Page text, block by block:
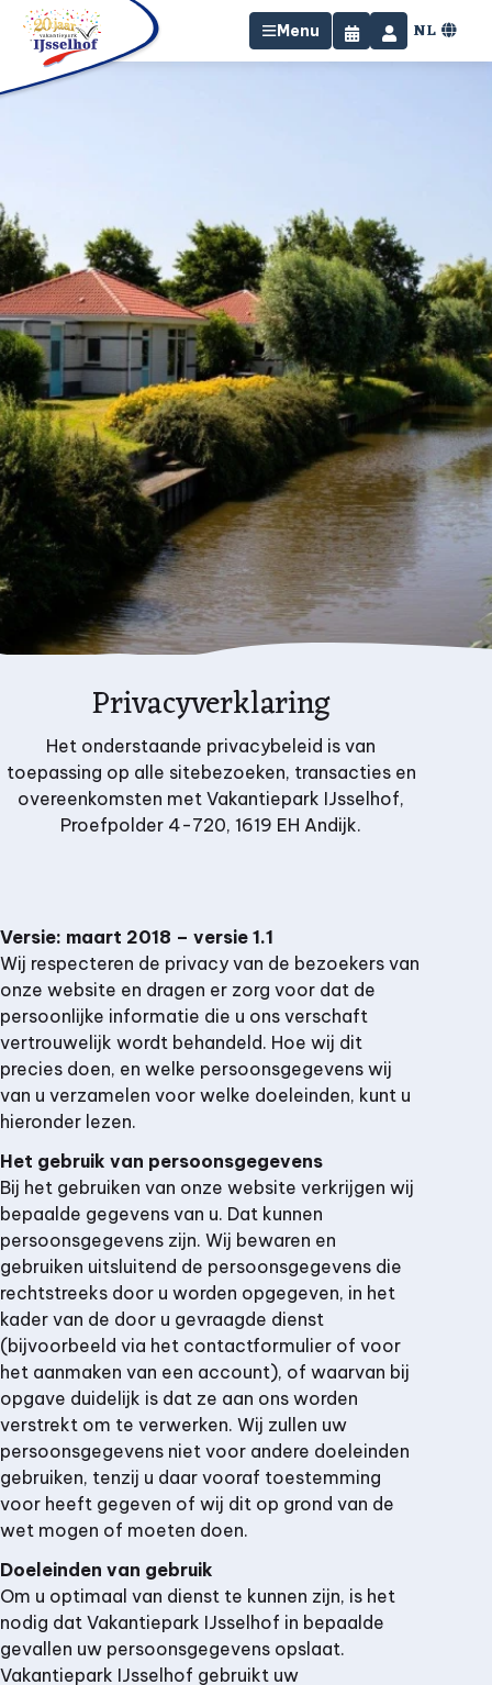
Menu
Home
Specials
Contact
NL
Privacyverklaring
Het onderstaande privacybeleid is van
toepassing op alle sitebezoeken, transacties en
overeenkomsten met Vakantiepark IJsselhof,
Proefpolder 4-720, 1619 EH Andijk.
Versie: maart 2018 – versie 1.1
Wij respecteren de privacy van de bezoekers van
onze website en dragen er zorg voor dat de
persoonlijke informatie die u ons verschaft
vertrouwelijk wordt behandeld. Hoe wij dit
precies doen, en welke persoonsgegevens wij
van u verzamelen voor welke doeleinden, kunt u
hieronder lezen.
Het gebruik van persoonsgegevens
Bij het gebruiken van onze website verkrijgen wij
bepaalde gegevens van u. Dat kunnen
persoonsgegevens zijn. Wij bewaren en
gebruiken uitsluitend de persoonsgegevens die
rechtstreeks door u worden opgegeven, in het
kader van de door u gevraagde dienst
(bijvoorbeeld via het contactformulier of voor
het aanmaken van een account), of waarvan bij
opgave duidelijk is dat ze aan ons worden
verstrekt om te verwerken. Wij zullen uw
persoonsgegevens niet voor andere doeleinden
gebruiken, tenzij u daar vooraf toestemming
voor heeft gegeven of wij dit op grond van de
wet mogen of moeten doen.
Doeleinden van gebruik
Om u optimaal van dienst te kunnen zijn, is het
nodig dat Vakantiepark IJsselhof in bepaalde
gevallen uw persoonsgegevens opslaat.
Vakantiepark IJsselhof gebruikt uw